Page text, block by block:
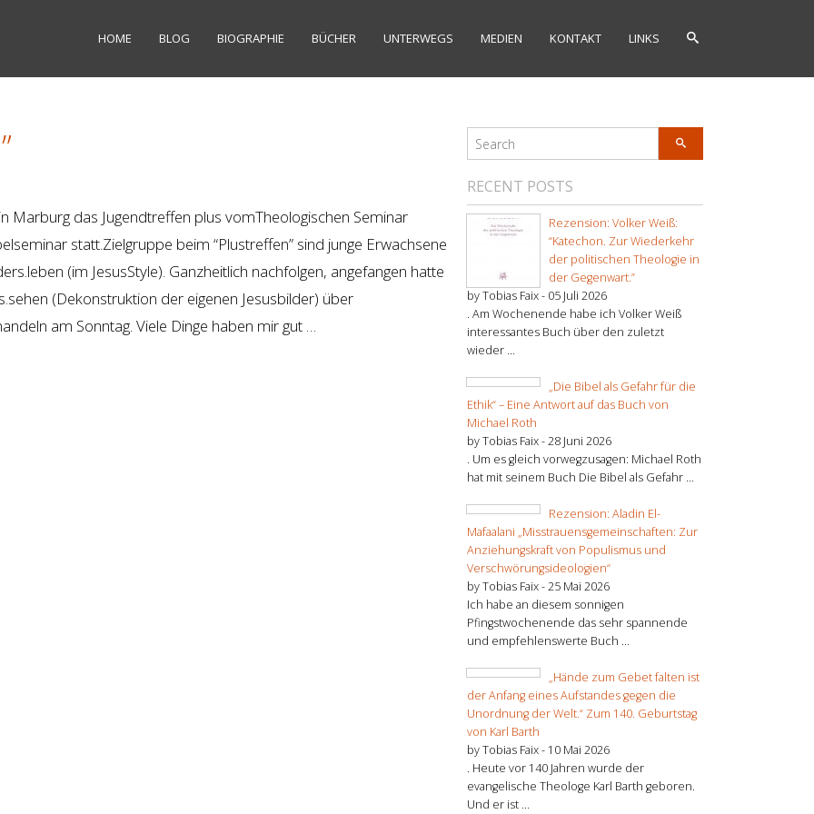
HOME BLOG BIOGRAPHIE BÜCHER UNTERWEGS MEDIEN KONTAKT LINKS
Marburg das Jugendtreffen plus vomTheologischen Seminar
statt.Zielgruppe beim “Plustreffen” sind junge Erwachsene
(im JesusStyle). Ganzheitlich nachfolgen, angefangen hatte
(Dekonstruktion der eigenen Jesusbilder) über
am Sonntag. Viele Dinge haben mir gut …
RECENT POSTS
Rezension: Volker Weiß:
“Katechon. Zur Wiederkehr
der politischen Theologie in
der Gegenwart.”
by Tobias Faix - 05 Juli 2026
. Am Wochenende habe ich Volker Weiß
interessantes Buch über den zuletzt
wieder ...
„Die Bibel als Gefahr für die
Ethik“ – Eine Antwort auf das Buch von
Michael Roth
by Tobias Faix -28 Juni 2026
. Um es gleich vorwegzusagen: Michael Roth
hat mit seinem Buch Die Bibel als Gefahr ...
Rezension: Aladin El-
Mafaalani „Misstrauensgemeinschaften: Zur
Anziehungskraft von Populismus und
Verschwörungsideologien“
by Tobias Faix -25 Mai 2026
Ich habe an diesem sonnigen
Pfingstwochenende das sehr spannende
und empfehlenswerte Buch ...
„Hände zum Gebet falten ist
der Anfang eines Aufstandes gegen die
Unordnung der Welt.“ Zum 140. Geburtstag
von Karl Barth
by Tobias Faix - 10 Mai 2026
. Heute vor 140 Jahren wurde der
evangelische Theologe Karl Barth geboren.
Und er ist ...